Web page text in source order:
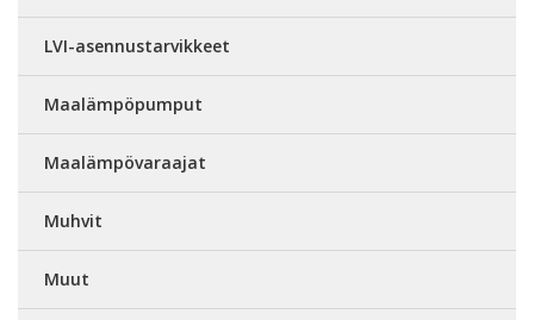
LVI-asennustarvikkeet
Maalämpöpumput
Maalämpövaraajat
Muhvit
Muut